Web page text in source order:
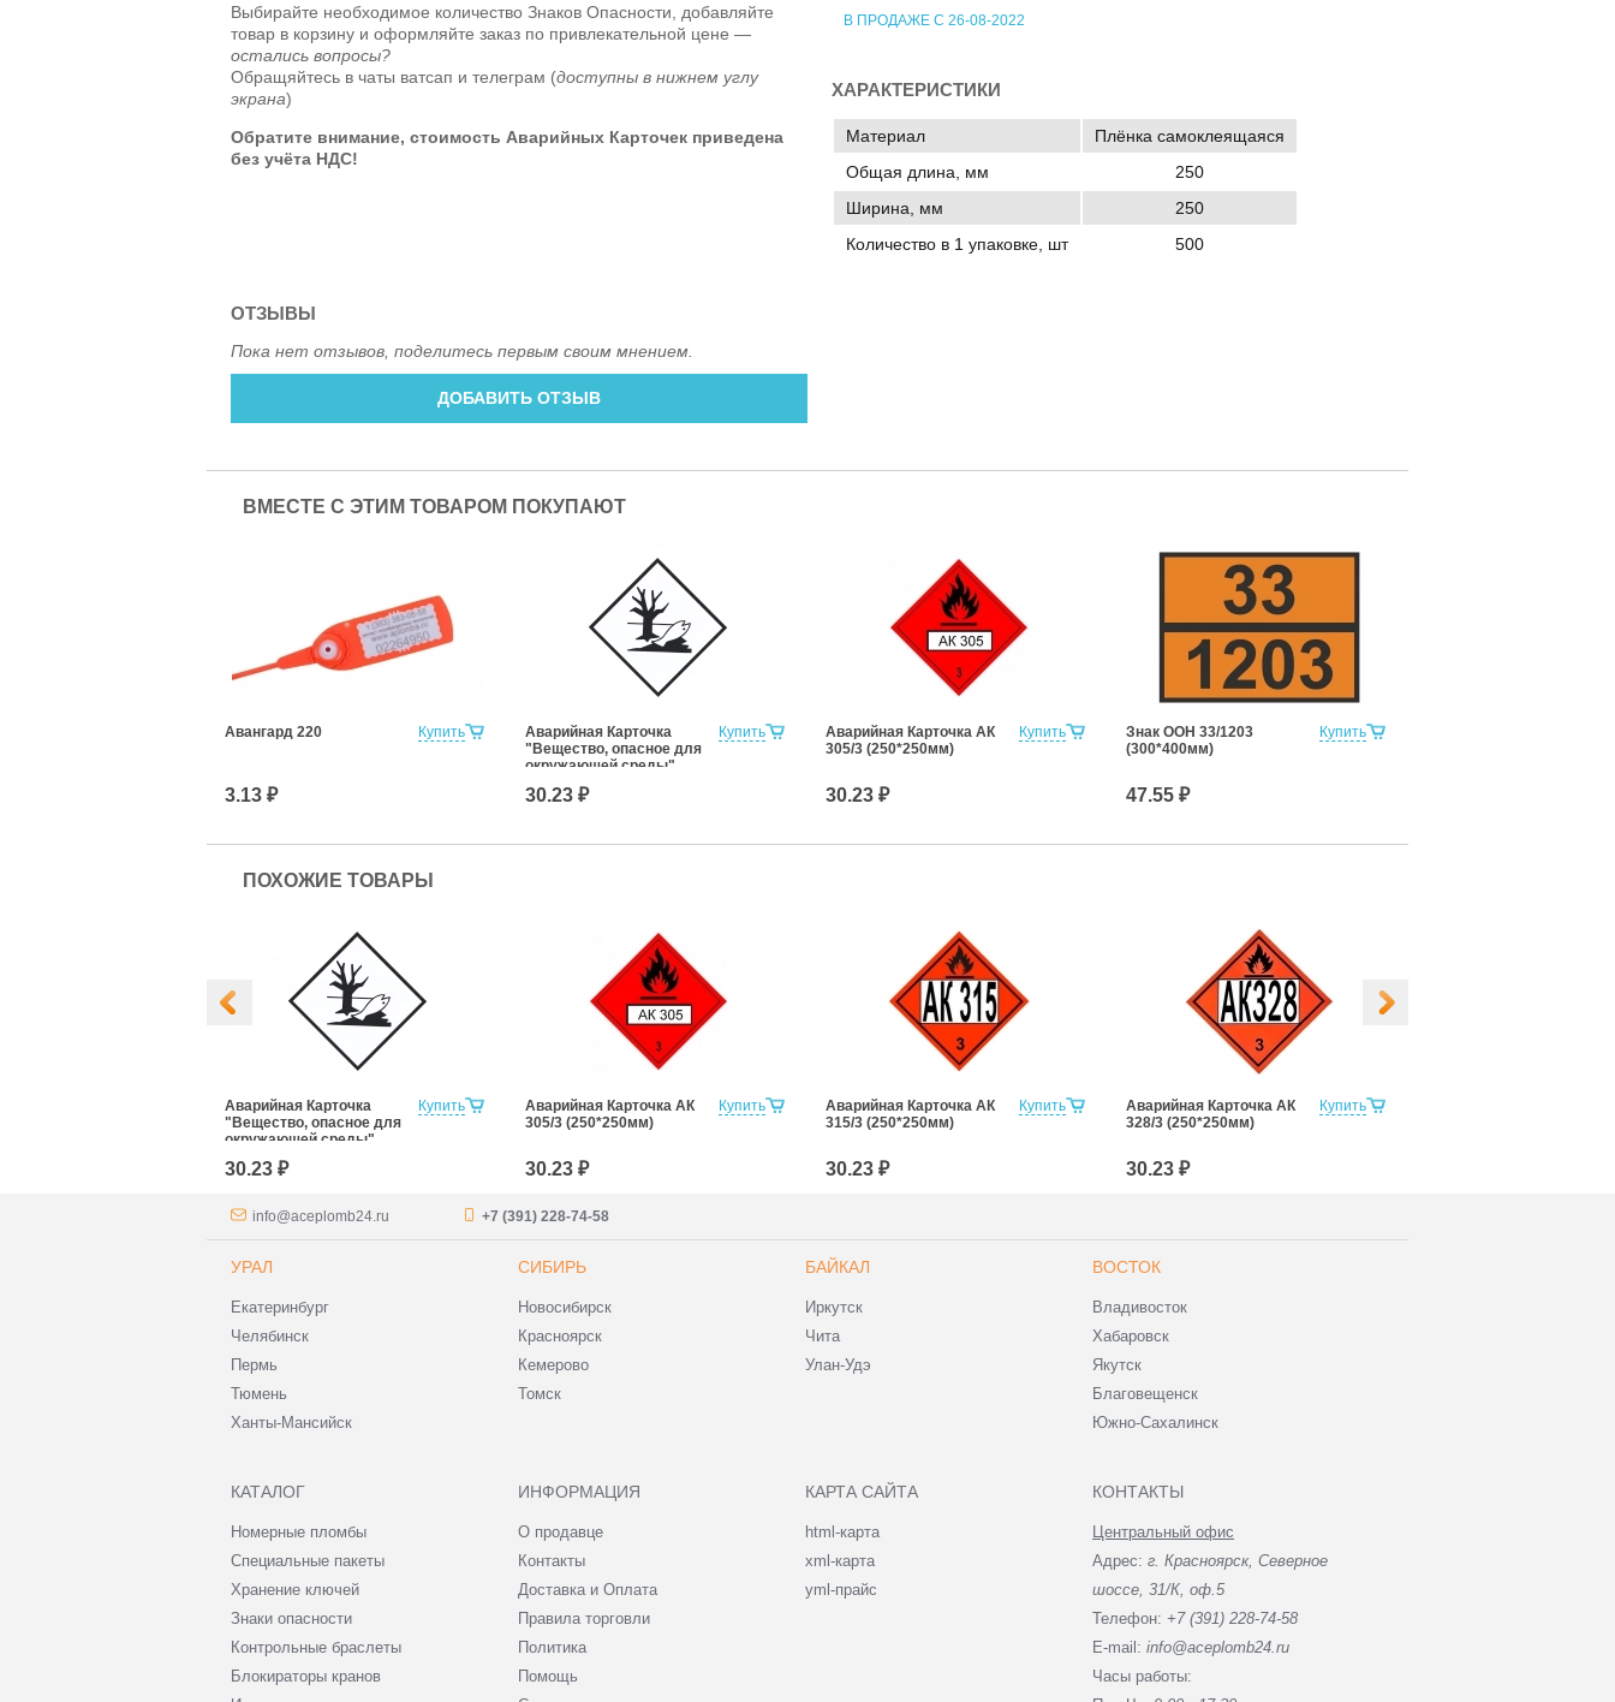
В ПРОДАЖЕ С 26-08-2022
Выбирайте необходимое количество Знаков Опасности, добавляйте
товар в корзину и оформляйте заказ по привлекательной цене —
остались вопросы?
Обращяйтесь в чаты ватсап и телеграм (доступны в нижнем углу
экрана)
Обратите внимание, стоимость Аварийных Карточек приведена
без учёта НДС!
ХАРАКТЕРИСТИКИ
Материал
Плёнка самоклеящаяся
Общая длина, мм
250
Ширина, мм
250
Количество в 1 упаковке, шт
500
ОТЗЫВЫ
Пока нет отзывов, поделитесь первым своим мнением.
ДОБАВИТЬ ОТЗЫВ
ВМЕСТЕ С ЭТИМ ТОВАРОМ ПОКУПАЮТ
Купить
Авангард 220
3.13 ₽
Купить
Аварийная Карточка
"Вещество, опасное для
окружающей среды"
30.23 ₽
Купить
Аварийная Карточка АК
305/3 (250*250мм)
30.23 ₽
Купить
Знак ООН 33/1203
(300*400мм)
47.55 ₽
ПОХОЖИЕ ТОВАРЫ
Купить
Аварийная Карточка
"Вещество, опасное для
окружающей среды"
30.23 ₽
Купить
Аварийная Карточка АК
305/3 (250*250мм)
30.23 ₽
Купить
Аварийная Карточка АК
315/3 (250*250мм)
30.23 ₽
Купить
Аварийная Карточка АК
328/3 (250*250мм)
30.23 ₽
info@aceplomb24.ru +7 (391) 228-74-58
УРАЛ
Екатеринбург
Челябинск
Пермь
Тюмень
Ханты-Мансийск
СИБИРЬ
Новосибирск
Красноярск
Кемерово
Томск
БАЙКАЛ
Иркутск
Чита
Улан-Удэ
ВОСТОК
Владивосток
Хабаровск
Якутск
Благовещенск
Южно-Сахалинск
КАТАЛОГ
Номерные пломбы
Специальные пакеты
Хранение ключей
Знаки опасности
Контрольные браслеты
Блокираторы кранов
ИНФОРМАЦИЯ
О продавце
Контакты
Доставка и Оплата
Правила торговли
Политика
Помощь
КАРТА САЙТА
html-карта
xml-карта
yml-прайс
КОНТАКТЫ
Центральный офис
Адрес: г. Красноярск, Северное
шоссе, 31/К, оф.5
Телефон: +7 (391) 228-74-58
E-mail: info@aceplomb24.ru
Часы работы: